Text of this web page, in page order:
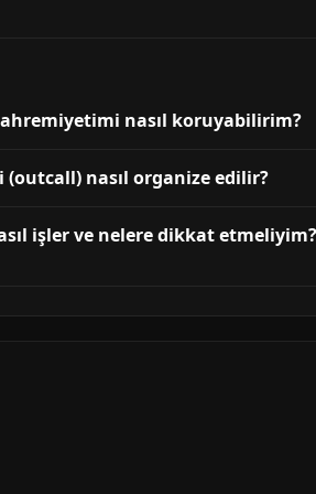
nasıl koruyabilirim?
nasıl organize edilir?
işler ve nelere dikkat etmeliyim?